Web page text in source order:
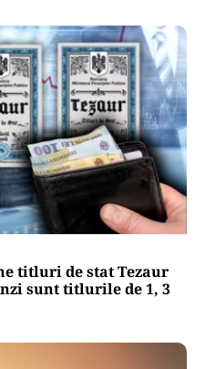
titluri de stat Tezaur
sunt titlurile de 1, 3